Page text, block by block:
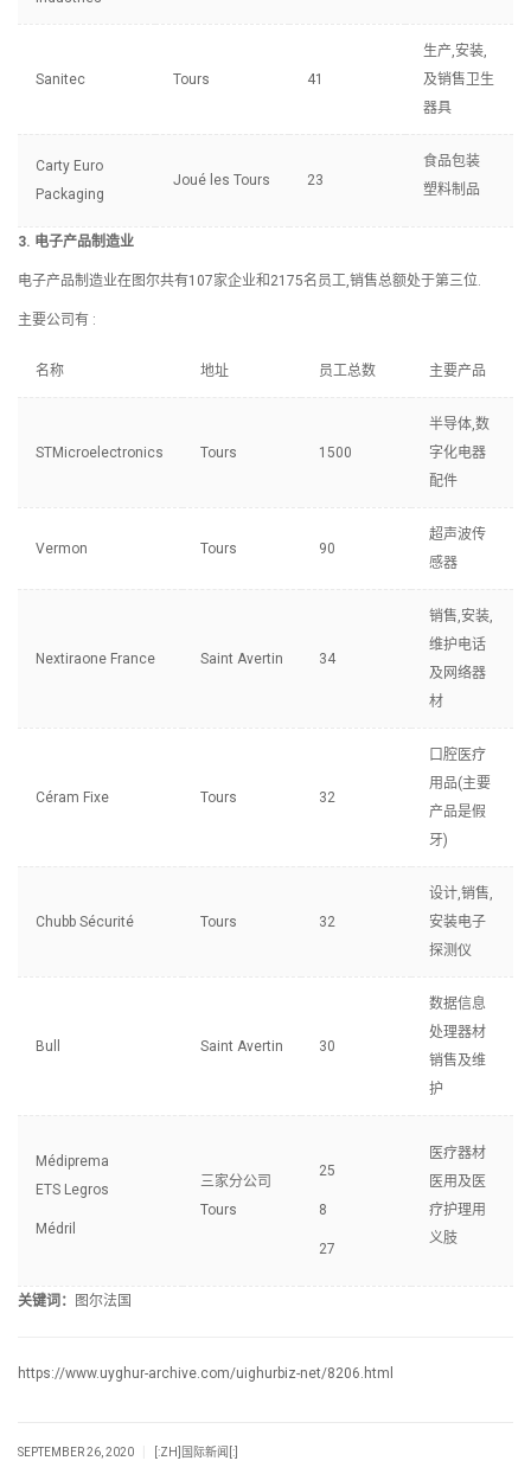
Sanitec Tours 41
生产,安装,
及销售卫生
器具
Carty Euro
Packaging
Joué les Tours 23
食品包装
塑料制品
3. 电子产品制造业
电子产品制造业在图尔共有107家企业和2175名员工,销售总额处于第三位.
主要公司有 :
名称 地址 员工总数 主要产品
STMicroelectronics Tours 1500
半导体,数
字化电器
配件
Vermon Tours 90
超声波传
感器
Nextiraone France Saint Avertin 34
销售,安装,
维护电话
及网络器
材
Céram Fixe Tours 32
口腔医疗
用品(主要
产品是假
牙)
Chubb Sécurité Tours 32
设计,销售,
安装电子
探测仪
Bull Saint Avertin 30
数据信息
处理器材
销售及维
护
Médiprema
ETS Legros
Médril
三家分公司
Tours
25
8
27
医疗器材
医用及医
疗护理用
义肢
关键词： 图尔法国
https://www.uyghur-archive.com/uighurbiz-net/8206.html
SEPTEMBER 26, 2020 [:ZH]国际新闻[:]